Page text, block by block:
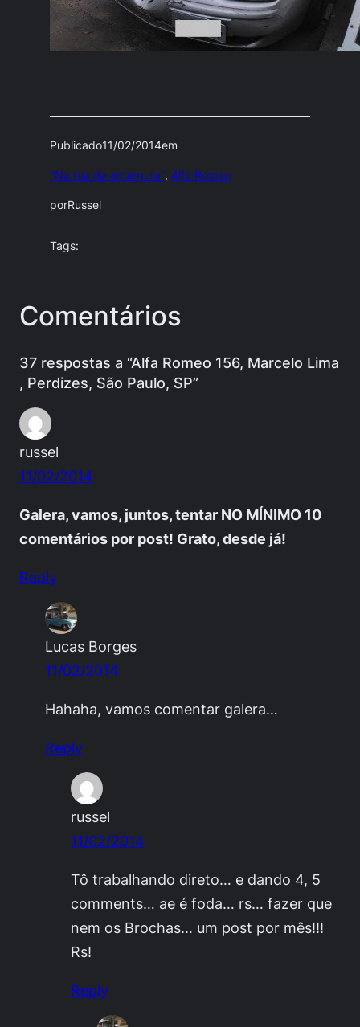
Publicado11/02/2014em
"Na rua da amargura", Alfa Romeo
porRussel
Tags:
Comentários
37 respostas a “Alfa Romeo 156, Marcelo Lima
, Perdizes, São Paulo, SP”
russel
11/02/2014
Galera, vamos, juntos, tentar NO MÍNIMO 10
comentários por post! Grato, desde já!
Reply
Lucas Borges
11/02/2014
Hahaha, vamos comentar galera…
Reply
russel
11/02/2014
Tô trabalhando direto… e dando 4, 5
comments… ae é foda… rs… fazer que
nem os Brochas… um post por mês!!!
Rs!
Reply